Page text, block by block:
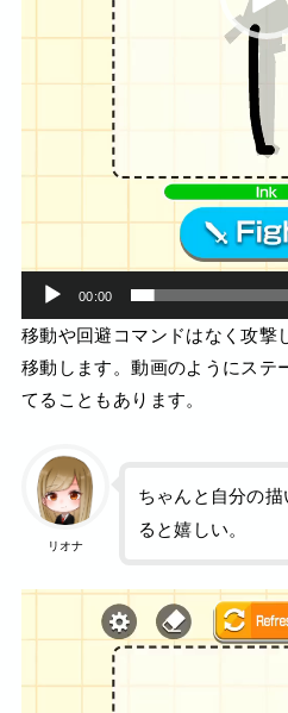
00:00
移動や回避コマンドはなく攻撃
移動します。動画のようにステ
てることもあります。
リオナ
ちゃんと自分の
ると嬉しい。
画